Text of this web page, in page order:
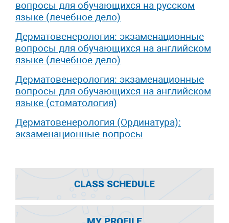
вопросы для обучающихся на русском
языке (лечебное дело)
Дерматовенерология: экзаменационные
вопросы для обучающихся на английском
языке (лечебное дело)
Дерматовенерология: экзаменационные
вопросы для обучающихся на английском
языке (стоматология)
Дерматовенерология (Ординатура):
экзаменационные вопросы
CLASS SCHEDULE